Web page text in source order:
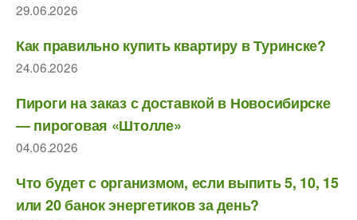
29.06.2026
Как правильно купить квартиру в Туринске?
24.06.2026
Пироги на заказ с доставкой в Новосибирске
— пироговая «Штолле»
04.06.2026
Что будет с организмом, если выпить 5, 10, 15
или 20 банок энергетиков за день?